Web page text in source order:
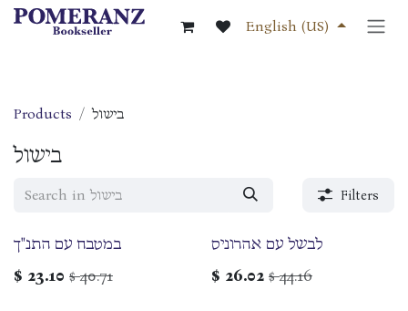
Skip to Content
English (US)
Products בישול
בישול
Filters
במטבח עם התנ"ך
$ 23.10 $40.71
לבשל עם אהרוניס
$ 26.02 $44.16